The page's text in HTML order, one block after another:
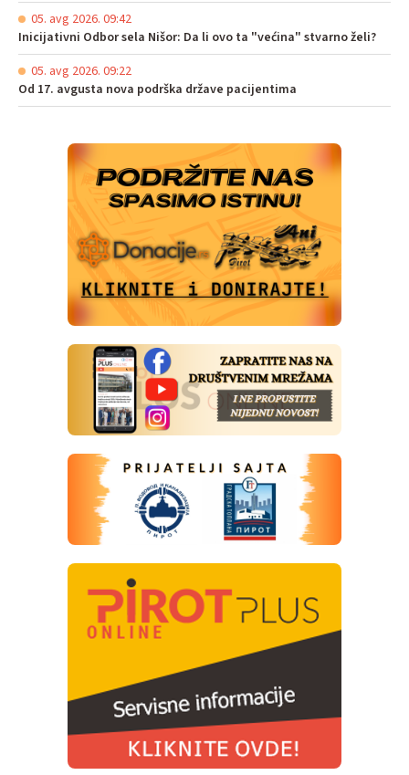
05. avg 2026. 09:42
Inicijativni Odbor sela Nišor: Da li ovo ta "većina" stvarno želi?
05. avg 2026. 09:22
Od 17. avgusta nova podrška države pacijentima